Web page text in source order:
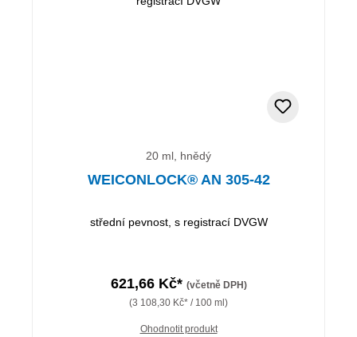
20 ml, hnědý
WEICONLOCK® AN 305-42
střední pevnost, s registrací DVGW
621,66 Kč* (včetně DPH)
(3 108,30 Kč* / 100 ml)
Ohodnotit produkt